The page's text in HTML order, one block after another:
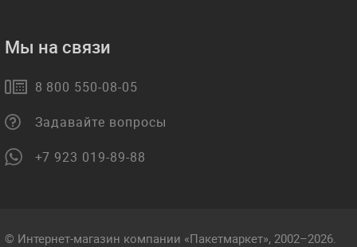
Мы на связи
8 800 550-08-05
Задавайте вопросы
+7 923 019-89-88
© Интернет-магазин компании «Пакетмаркет», 2002–2026.